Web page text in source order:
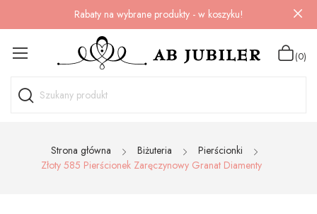
Rabaty na wybrane produkty - w koszyku!
(0)
Strona główna Biżuteria
Pierścionki
Złoty 585 Pierścionek Zaręczynowy Granat Diamenty